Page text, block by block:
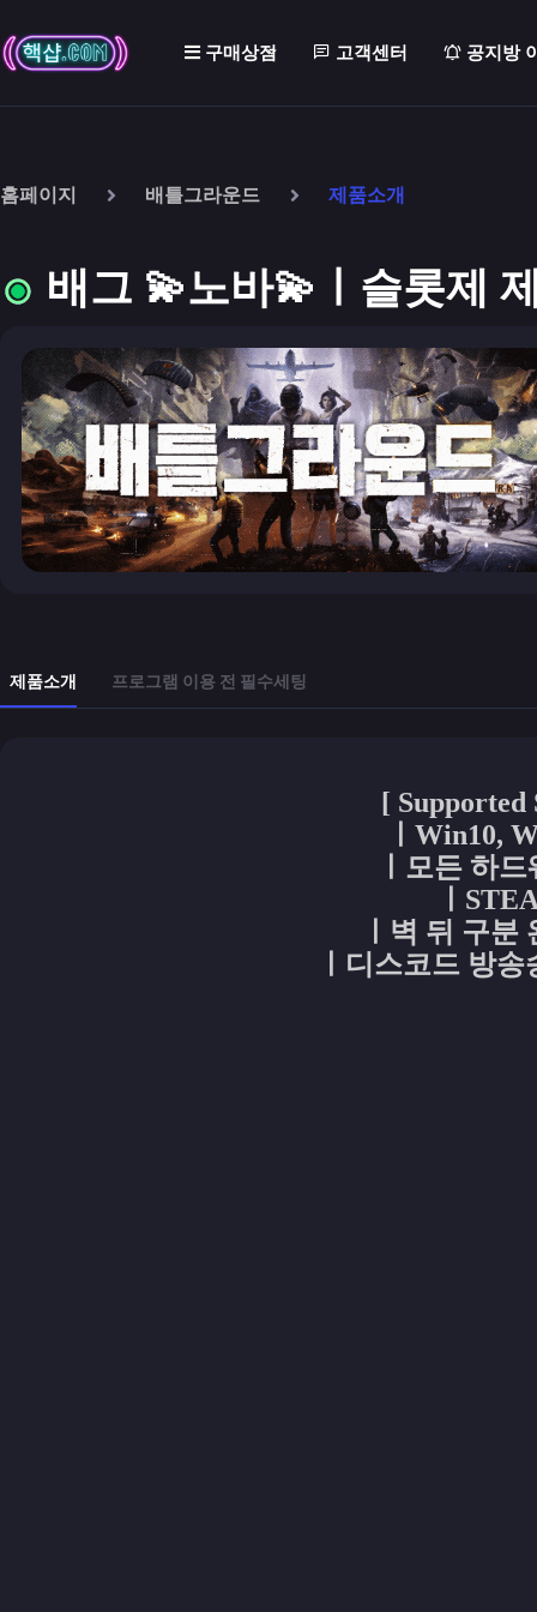
구매상점 고객센터 공지방
홈페이지 배틀그라운드 제품소개
배그 💫노바💫ㅣ슬롯제
제품소개 프로그램 이용 전 필수세팅
[ Supported
ㅣWin10,
ㅣ모든 하
ㅣ
ㅣ벽 뒤 구분
ㅣ디스코드 방